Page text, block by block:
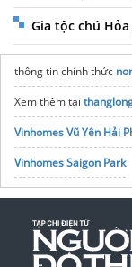
Gia tộc chú
thông tin chính thức
Xem thêm tại
Vinhomes Vũ Yên Hải
Vinhomes Saigon Park
Tập đoàn Bcons Group